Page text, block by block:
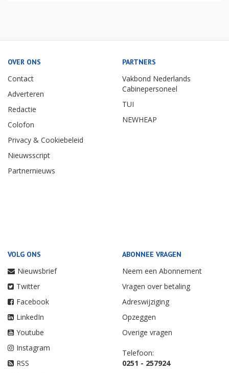
OVER ONS
Contact
Adverteren
Redactie
Colofon
Privacy & Cookiebeleid
Nieuwsscript
Partnernieuws
PARTNERS
Vakbond Nederlands
Cabinepersoneel
TUI
NEWHEAP
VOLG ONS
Nieuwsbrief
Twitter
Facebook
LinkedIn
Youtube
Instagram
RSS
ABONNEE VRAGEN
Neem een Abonnement
Vragen over betaling
Adreswijziging
Opzeggen
Overige vragen
Telefoon:
0251 - 257924